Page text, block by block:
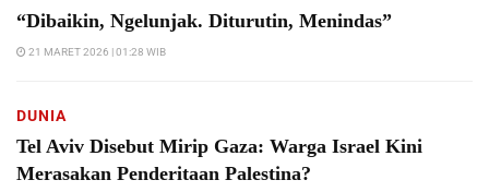
“Dibaikin, Ngelunjak. Diturutin, Menindas”
21 MARET 2026 | 01:28 WIB
DUNIA
Tel Aviv Disebut Mirip Gaza: Warga Israel Kini
Merasakan Penderitaan Palestina?